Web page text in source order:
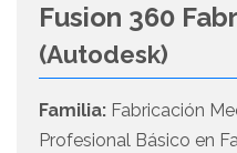
Fusion 360
(Autodesk)
Familia: Fabricación
Profesional Básico en